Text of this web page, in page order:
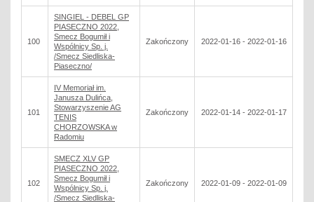
100
SINGIEL - DEBEL GP
PIASECZNO 2022,
Smecz Bogumił i
Wspólnicy Sp. j.
/Smecz Siedliska-
Piaseczno/
Zakończony 2022-01-16 - 2022-01-16
101
IV Memoriał im.
Janusza Dulińca,
Stowarzyszenie AG
TENIS
CHORZOWSKA w
Radomiu
Zakończony 2022-01-14 - 2022-01-17
102
SMECZ XLV GP
PIASECZNO 2022,
Smecz Bogumił i
Wspólnicy Sp. j.
/Smecz Siedliska-
Zakończony 2022-01-09 - 2022-01-09